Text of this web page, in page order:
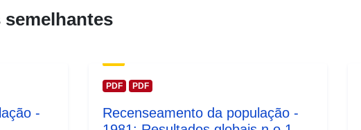
-
PDF PDF
Recenseamento da população -